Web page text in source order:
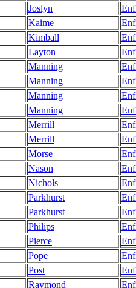
Joslyn
Kaime
Kimball
Layton
Manning
Manning
Manning
Manning
Merrill
Merrill
Morse
Nason
Nichols
Parkhurst
Parkhurst
Philips
Pierce
Pope
Post
Raymond